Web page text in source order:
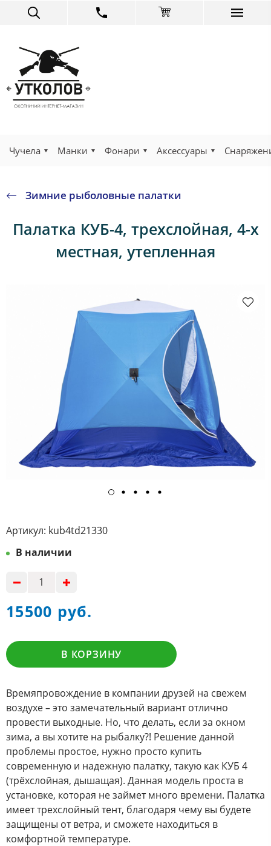
Чучела Манки Фонари Аксессуары
Зимние рыболовные палатки
Палатка КУБ-4, трехслойная, 4-х
местная, утепленная
Артикул: kub4td21330
В наличии
15500 руб.
В КОРЗИНУ
Времяпровождение в компании друзей на свежем
воздухе – это замечательный вариант отлично
провести выходные. Но, что делать, если за окном
зима, а вы хотите на рыбалку?! Решение данной
проблемы простое, нужно просто купить
современную и надежную палатку, такую как КУБ 4
(трёхслойная, дышащая). Данная модель проста в
установке, которая не займет много времени. Палатка
имеет трехслойный тент, благодаря чему вы будете
защищены от ветра, и сможете находиться в
комфортной температуре.